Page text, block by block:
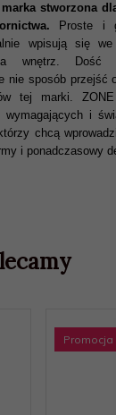
stworzona
Proste i
wpisują się we
wnętrz. Dość
nie sposób przejść
tej marki.
wymagających i
chcą
i ponadczasowy
Promocja